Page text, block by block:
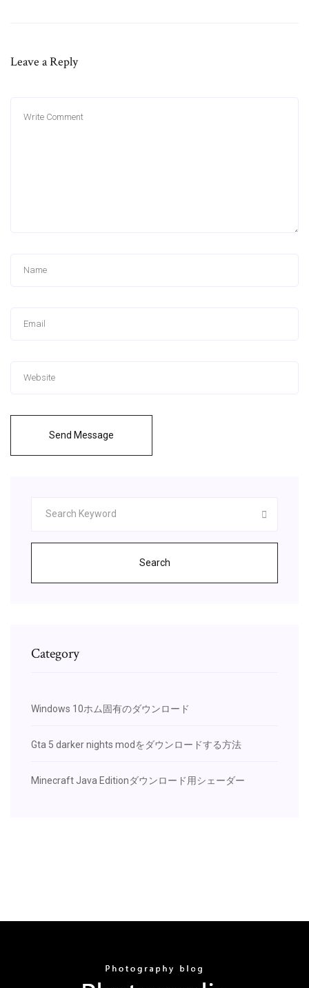
Leave a Reply
Send Message
Search
Category
Windows 10ホム固有のダウンロード
Gta 5 darker nights modをダウンロードする方法
Minecraft Java Editionダウンロード用シェーダー